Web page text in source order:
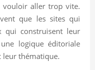
vouloir aller trop vite.
que les sites qui
qui construisent leur
logique éditoriale
leur thématique.